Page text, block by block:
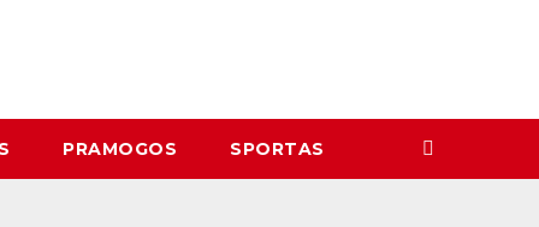
PRAMOGOS SPORTAS